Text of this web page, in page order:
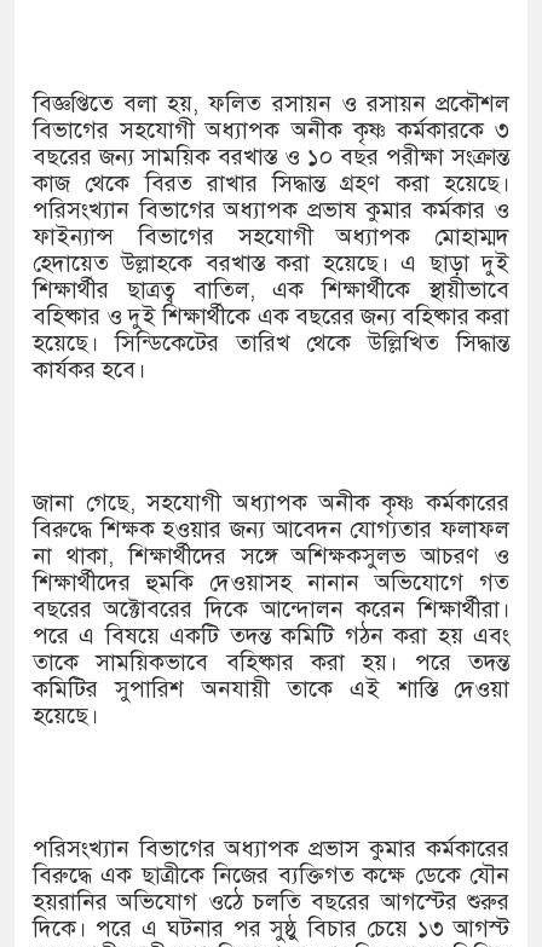
জামায়াত ফেরেশতাদের দল নয়, ভুল
বিজ্ঞপ্তিতে বলা হয়, ফলিত রসায়ন ও রসায়ন প্রকৌশল
বিভাগের সহযোগী অধ্যাপক অনীক কৃষ্ণ কর্মকারকে ৩
বছরের জন্য সাময়িক বরখাস্ত ও ১০ বছর পরীক্ষা সংক্রান্ত
কাজ থেকে বিরত রাখার সিদ্ধান্ত গ্রহণ করা হয়েছে।
পরিসংখ্যান বিভাগের অধ্যাপক প্রভাষ কুমার কর্মকার ও
ফাইন্যান্স বিভাগের সহযোগী অধ্যাপক মোহাম্মদ
হেদায়েত উল্লাহকে বরখাস্ত করা হয়েছে। এ ছাড়া দুই
শিক্ষার্থীর ছাত্রত্ব বাতিল, এক শিক্ষার্থীকে স্থায়ীভাবে
বহিষ্কার ও দুই শিক্ষার্থীকে এক বছরের জন্য বহিষ্কার করা
হয়েছে। সিন্ডিকেটের তারিখ থেকে উল্লিখিত সিদ্ধান্ত
কার্যকর হবে।
জানা গেছে, সহযোগী অধ্যাপক অনীক কৃষ্ণ কর্মকারের
বিরুদ্ধে শিক্ষক হওয়ার জন্য আবেদন যোগ্যতার ফলাফল
না থাকা, শিক্ষার্থীদের সঙ্গে অশিক্ষকসুলভ আচরণ ও
শিক্ষার্থীদের হুমকি দেওয়াসহ নানান অভিযোগে গত
বছরের অক্টোবরের দিকে আন্দোলন করেন শিক্ষার্থীরা।
পরে এ বিষয়ে একটি তদন্ত কমিটি গঠন করা হয় এবং
তাকে সাময়িকভাবে বহিষ্কার করা হয়। পরে তদন্ত
কমিটির সুপারিশ অনযায়ী তাকে এই শাস্তি দেওয়া
হয়েছে।
পরিসংখ্যান বিভাগের অধ্যাপক প্রভাস কুমার কর্মকারের
বিরুদ্ধে এক ছাত্রীকে নিজের ব্যক্তিগত কক্ষে ডেকে যৌন
হয়রানির অভিযোগ ওঠে চলতি বছরের আগস্টের শুরুর
দিকে। পরে এ ঘটনার পর সুষ্ঠু বিচার চেয়ে ১৩ আগস্ট